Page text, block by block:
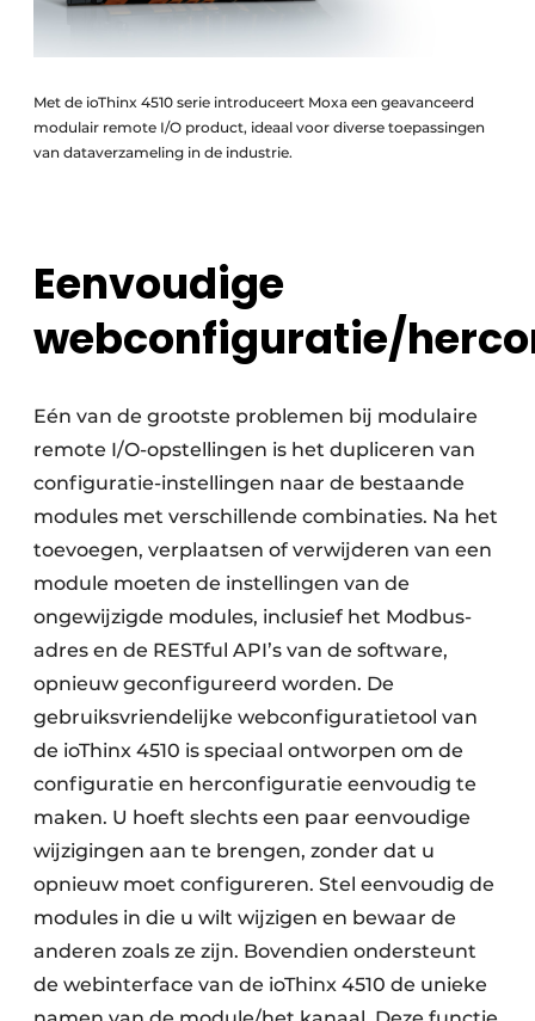
Met de ioThinx 4510 serie introduceert Moxa een geavanceerd
modulair remote I/O product, ideaal voor diverse toepassingen
van dataverzameling in de industrie.
Eenvoudige
webconfiguratie/
Eén van de grootste problemen bij modulaire
remote I/O-opstellingen is het dupliceren van
configuratie-instellingen naar de bestaande
modules met verschillende combinaties. Na het
toevoegen, verplaatsen of verwijderen van een
module moeten de instellingen van de
ongewijzigde modules, inclusief het Modbus-
adres en de RESTful API’s van de software,
opnieuw geconfigureerd worden. De
gebruiksvriendelijke webconfiguratietool van
de ioThinx 4510 is speciaal ontworpen om de
configuratie en herconfiguratie eenvoudig te
maken. U hoeft slechts een paar eenvoudige
wijzigingen aan te brengen, zonder dat u
opnieuw moet configureren. Stel eenvoudig de
modules in die u wilt wijzigen en bewaar de
anderen zoals ze zijn. Bovendien ondersteunt
de webinterface van de ioThinx 4510 de unieke